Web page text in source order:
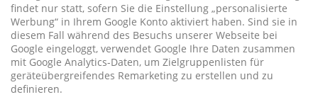
findet nur statt, sofern Sie die Einstellung „personalisierte
Werbung“ in Ihrem Google Konto aktiviert haben. Sind sie in
diesem Fall während des Besuchs unserer Webseite bei
Google eingeloggt, verwendet Google Ihre Daten zusammen
mit Google Analytics-Daten, um Zielgruppenlisten für
geräteübergreifendes Remarketing zu erstellen und zu
definieren.